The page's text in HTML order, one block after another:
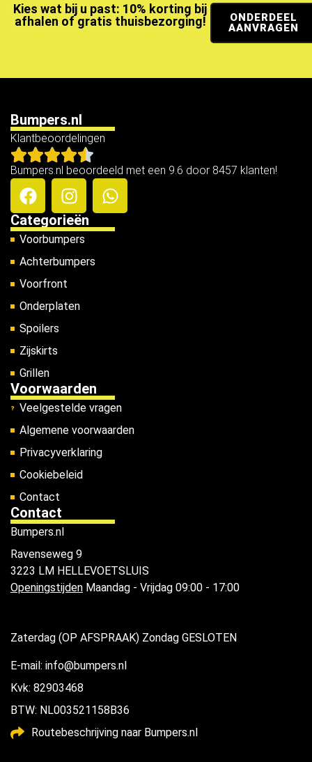
Kies wat bij u past: 10% korting bij
afhalen of gratis thuisbezorging!
ONDERDEEL
AANVRAGEN
Bumpers.nl
Klantbeoordelingen
Bumpers.nl beoordeeld met een 9.6 door 8457 klanten!
Categorieën
Voorbumpers
Achterbumpers
Voorfront
Onderplaten
Spoilers
Zijskirts
Grillen
Voorwaarden
Veelgestelde vragen
Algemene voorwaarden
Privacyverklaring
Cookiebeleid
Contact
Contact
Bumpers.nl
Ravenseweg 9
3223 LM HELLEVOETSLUIS
Openingstijden Maandag - Vrijdag 09:00 - 17:00
Zaterdag (OP AFSPRAAK) Zondag GESLOTEN
E-mail: info@bumpers.nl
Kvk: 82903468
BTW: NL003521158B36
Routebeschrijving naar Bumpers.nl